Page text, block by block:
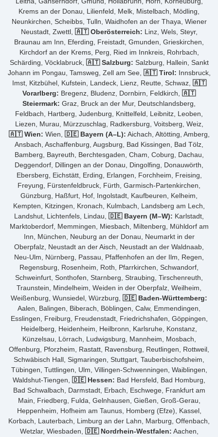
Krems an der Donau, Lilienfeld, Melk, Mistelbach, Mödling,
Neunkirchen, Scheibbs, Tulln, Waidhofen an der Thaya, Wiener
Neustadt, Zwettl, 🇦🇹 Oberösterreich: Linz, Wels, Steyr,
Braunau am Inn, Eferding, Freistadt, Gmunden, Grieskirchen,
Kirchdorf an der Krems, Perg, Ried im Innkreis, Rohrbach,
Schärding, Vöcklabruck, 🇦🇹 Salzburg: Salzburg, Hallein, Sankt
Johann im Pongau, Tamsweg, Zell am See, 🇦🇹 Tirol: Innsbruck,
Imst, Kitzbühel, Kufstein, Landeck, Lienz, Reutte, Schwaz, 🇦🇹
Vorarlberg: Bregenz, Bludenz, Dornbirn, Feldkirch, 🇦🇹
Steiermark: Graz, Bruck an der Mur, Deutschlandsberg,
Feldbach, Hartberg, Judenburg, Knittelfeld, Leibnitz, Leoben,
Liezen, Murau, Mürzzuschlag, Radkersburg, Voitsberg, Weiz,
🇦🇹 Wien: Wien, 🇩🇪 Bayern (A–L): Aichach, Altötting, Amberg,
Ansbach, Aschaffenburg, Augsburg, Bad Kissingen, Bad Tölz,
Bamberg, Bayreuth, Berchtesgaden, Cham, Coburg, Dachau,
Deggendorf, Dillingen an der Donau, Dingolfing, Donauwörth,
Ebersberg, Eichstätt, Erding, Erlangen, Forchheim, Freising,
Freyung, Fürstenfeldbruck, Fürth, Garmisch-Partenkirchen,
Günzburg, Haßfurt, Hof, Ingolstadt, Kaufbeuren, Kelheim,
Kempten, Kitzingen, Kronach, Kulmbach, Landsberg am Lech,
Landshut, Lichtenfels, Lindau, 🇩🇪 Bayern (M–W): Karlstadt,
Marktoberdorf, Memmingen, Miesbach, Miltenberg, Mühldorf am
Inn, München, Neuburg an der Donau, Neumarkt in der
Oberpfalz, Neustadt an der Aisch, Neustadt an der Waldnaab,
Neu-Ulm, Nürnberg, Passau, Pfaffenhofen an der Ilm, Regen,
Regensburg, Rosenheim, Roth, Pfarrkirchen, Schwandorf,
Schweinfurt, Sonthofen, Starnberg, Straubing, Tirschenreuth,
Traunstein, Mindelheim, Weiden in der Oberpfalz, Weilheim,
Weißenburg, Wunsiedel, Würzburg, 🇩🇪 Baden-Württemberg:
Aalen, Balingen, Biberach, Böblingen, Calw, Emmendingen,
Esslingen, Freiburg, Freudenstadt, Friedrichshafen, Göppingen,
Heidelberg, Heidenheim, Heilbronn, Karlsruhe, Konstanz,
Künzelsau, Lörrach, Ludwigsburg, Mannheim, Mosbach,
Offenburg, Pforzheim, Rastatt, Ravensburg, Reutlingen, Rottweil,
Schwäbisch Hall, Sigmaringen, Stuttgart, Tauberbischofsheim,
Tübingen, Tuttlingen, Ulm, Villingen-Schwenningen, Waiblingen,
Waldshut-Tiengen, 🇩🇪 Hessen: Bad Hersfeld, Bad Homburg,
Bad Schwalbach, Darmstadt, Erbach, Eschwege, Frankfurt am
Main, Friedberg, Fulda, Gelnhausen, Gießen, Groß-Gerau,
Heppenheim, Hofheim am Taunus, Homberg (Efze), Kassel,
Korbach, Lauterbach, Limburg an der Lahn, Marburg, Offenbach,
Wetzlar, Wiesbaden, 🇩🇪 Nordrhein-Westfalen: Aachen,